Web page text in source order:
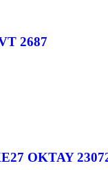
2687
OKTAY